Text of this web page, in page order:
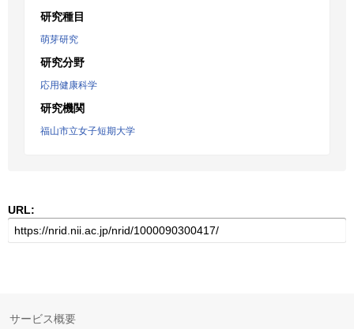
研究種目
萌芽研究
研究分野
応用健康科学
研究機関
福山市立女子短期大学
URL:
サービス概要